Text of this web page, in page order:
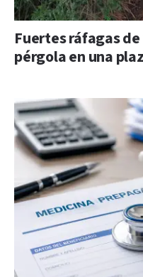
Fuertes ráfagas
pérgola en una